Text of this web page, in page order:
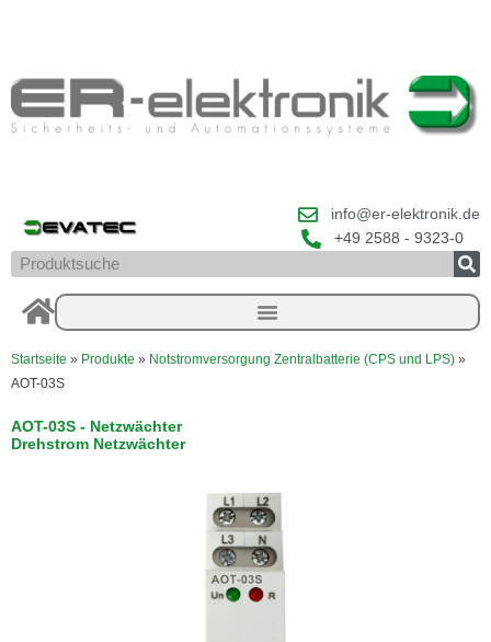
info@er-elektronik.de
+49 2588 - 9323-0
Suche
Startseite » Produkte » Notstromversorgung Zentralbatterie (CPS und LPS) »
AOT-03S
AOT-03S - Netzwächter
Drehstrom Netzwächter